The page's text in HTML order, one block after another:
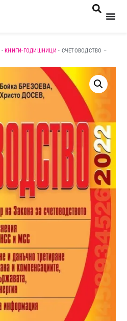
-KНИГИ-ГОДИШНИЦИ - СЧЕТОВОДСТВО –